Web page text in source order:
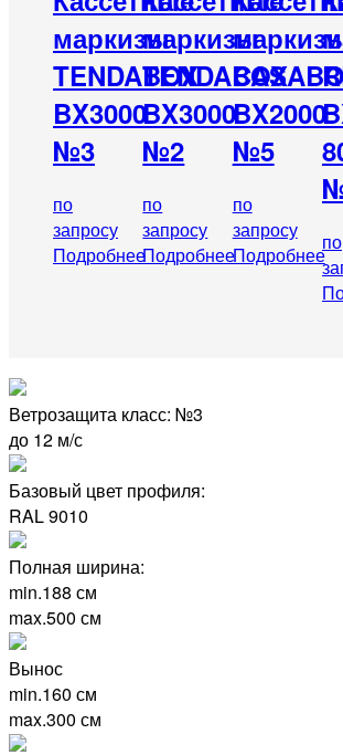
маркизы
TENDABOX
BX3000
№3
по
запросу
Подробнее
маркизы
TENDABOX
BX3000
№2
по
запросу
Подробнее
BX2000
№5
по
запросу
Подробнее
по
Ветрозащита класс: №3
до 12 м/с
Базовый цвет профиля:
RAL 9010
Полная ширина:
min.188 см
max.500 см
Вынос
min.160 см
max.300 см